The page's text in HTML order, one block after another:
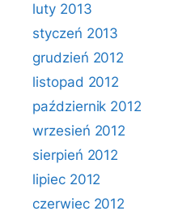
luty 2013
styczeń 2013
grudzień 2012
listopad 2012
październik 2012
wrzesień 2012
sierpień 2012
lipiec 2012
czerwiec 2012